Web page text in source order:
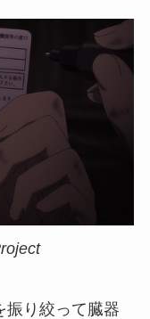
振り絞って臓器